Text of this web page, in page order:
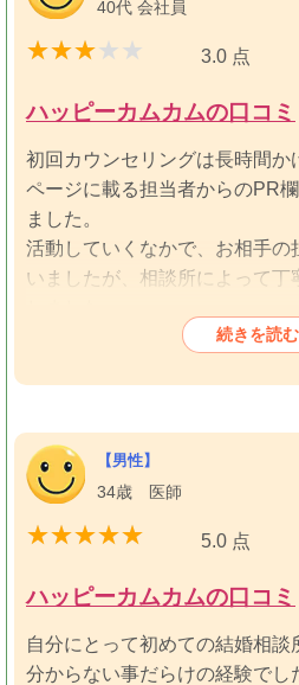
40代 会社員
3.0 点
ハッピーカムカムの口コミ
初回カウンセリングは長時間か
ページに載る担当者からのPR
ました。
活動していくなかで、お相手の
いましたが、相談所によって丁
お見合い料が都度発生するため
続きを読む
【男性】
34歳 医師
5.0 点
ハッピーカムカムの口コミ
自分にとって初めての結婚相
分からない事だらけの経験でし